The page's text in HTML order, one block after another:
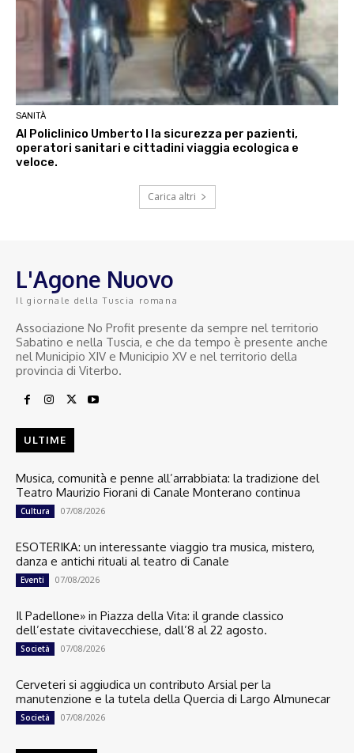
SANITÀ
Al Policlinico Umberto I la sicurezza per pazienti,
operatori sanitari e cittadini viaggia ecologica e
veloce.
Carica altri
L'Agone Nuovo
Il giornale della Tuscia romana
Associazione No Profit presente da sempre nel territorio
Sabatino e nella Tuscia, e che da tempo è presente anche
nel Municipio XIV e Municipio XV e nel territorio della
provincia di Viterbo.
ULTIME
Musica, comunità e penne all’arrabbiata: la tradizione del
Teatro Maurizio Fiorani di Canale Monterano continua
Cultura 07/08/2026
ESOTERIKA: un interessante viaggio tra musica, mistero,
danza e antichi rituali al teatro di Canale
Eventi 07/08/2026
Il Padellone» in Piazza della Vita: il grande classico
dell’estate civitavecchiese, dall’8 al 22 agosto.
Società 07/08/2026
Cerveteri si aggiudica un contributo Arsial per la
manutenzione e la tutela della Quercia di Largo Almunecar
Società 07/08/2026